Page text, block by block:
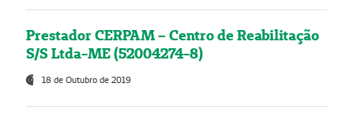
Prestador CERPAM – Centro de Reabilitação
S/S Ltda-ME (52004274-8)
18 de Outubro de 2019